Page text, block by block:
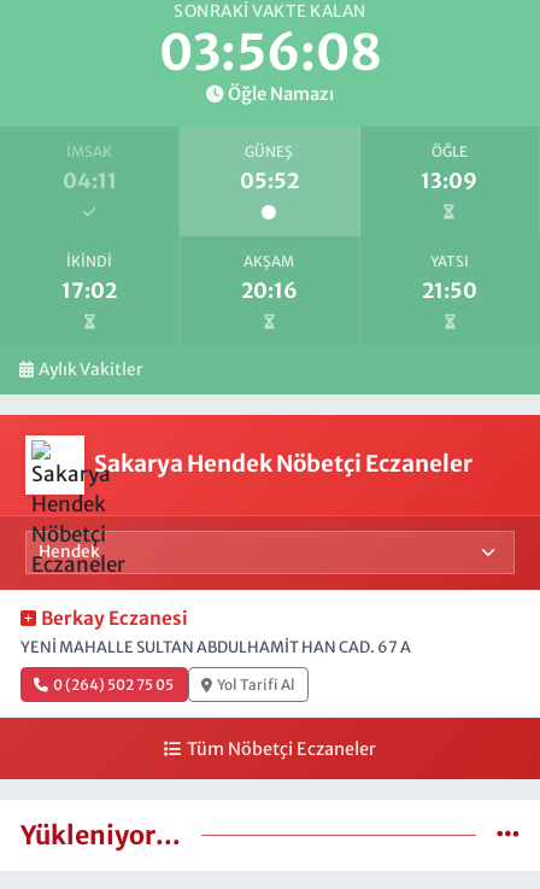
SONRAKI VAKTE KALAN
03:56:07
Öğle Namazı
İMSAK
04:11
GÜNEŞ
05:52
ÖĞLE
13:09
İKINDI
17:02
AKŞAM
20:16
YATSI
21:50
Aylık Vakitler
Sakarya Hendek Nöbetçi Eczaneler
Berkay Eczanesi
YENİ MAHALLE SULTAN ABDULHAMİT HAN CAD. 67 A
0 (264) 502 75 05 Yol Tarifi Al
Tüm Nöbetçi Eczaneler
Yükleniyor...